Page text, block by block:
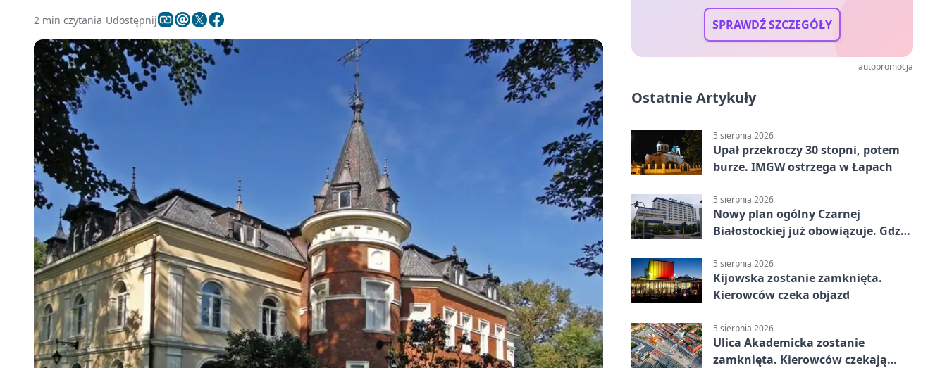
2 min czytania Udostępnij SPRAWDŹ SZCZEGÓŁY
autopromocja
Ostatnie Artykuły
5 sierpnia 2026
Upał przekroczy 30 stopni, potem
burze. IMGW ostrzega w Łapach
5 sierpnia 2026
Nowy plan ogólny Czarnej
Białostockiej już obowiązuje. Gdzie
5 sierpnia 2026
Kijowska zostanie zamknięta.
Kierowców czeka objazd
5 sierpnia 2026
Ulica Akademicka zostanie
zamknięta. Kierowców czekają